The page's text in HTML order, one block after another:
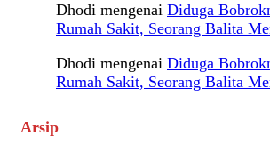
Dhodi mengenai Diduga
Rumah Sakit, Seorang Balita
Dhodi mengenai Diduga
Rumah Sakit, Seorang Balita
Arsip